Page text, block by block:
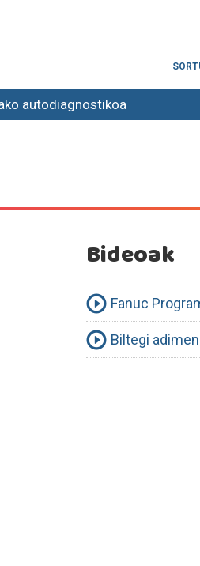
autodiagnostikoa
Bideoak
Fanuc
Biltegi